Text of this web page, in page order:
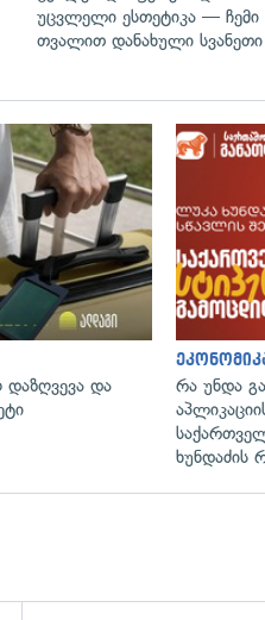
უცვლელი ესთეტიკა — ჩემი
თვალით დანახული სვანეთი
დაზღვევა და
რა უნდა
ხუნდაძის